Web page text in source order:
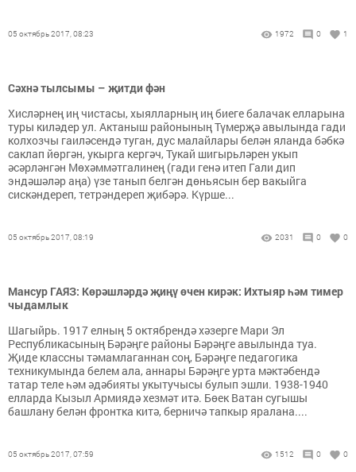
05 октябрь 2017, 08:23 1972 0 1
Сәхнә тылсымы – җитди фән
Хисләрнең иң чистасы, хыялларның иң биеге балачак елларына
туры киләдер ул. Актаныш районының Түмерҗә авылында гади
колхозчы гаиләсендә туган, дус малайлары белән яланда бәбкә
саклап йөргән, укырга кергәч, Тукай шигырьләрен укып
әсәрләнгән Мөхәммәтгалинең (гади генә итеп Гали дип
эндәшәләр аңа) үзе танып белгән дөньясын бер вакыйга
сискәндереп, тетрәндереп җибәрә. Күрше...
05 октябрь 2017, 08:19 2031 0 0
Мансур ГАЯЗ: Көрәшләрдә җиңү өчен кирәк: Ихтыяр һәм тимер
чыдамлык
Шагыйрь. 1917 елның 5 октябрендә хәзерге Мари Эл
Республикасының Бәрәңге районы Бәрәңге авылында туа.
Җиде классны тәмамлаганнан соң, Бәрәңге педагогика
техникумында белем ала, аннары Бәрәңге урта мәктәбендә
татар теле һәм әдәбияты укытучысы булып эшли. 1938-1940
елларда Кызыл Армиядә хез­мәт итә. Бөек Ватан сугышы
башлану белән фронтка китә, берничә тапкыр яралана....
05 октябрь 2017, 07:59 1512 0 0